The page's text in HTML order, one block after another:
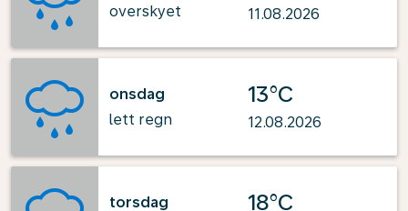
overskyet
11.08.2026
onsdag
lett regn
13°C
12.08.2026
torsdag
18°C